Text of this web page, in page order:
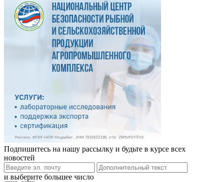
Подпишитесь на нашу рассылку и будьте в курсе всех
новостей
и выберите большее число